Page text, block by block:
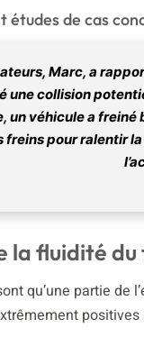
études de cas
Marc, a
une collision
un véhicule a
freins pour ralentir
la fluidité
qu’une partie de